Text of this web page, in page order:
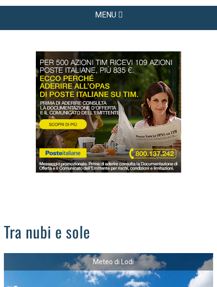
MENU
DAL TERRITORIO
OROSCOPO
LA PIAZZA
ANIMALI
OCCHIO ALLA TRUFFA
NECROLOGI
Tra nubi e sole
Meteo di Lodi